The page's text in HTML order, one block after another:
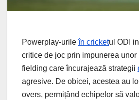
Powerplay-urileîn cricketul ODI
critice de joc prin impunerea unor
fielding care încurajează strategii
agresive. De obicei, acestea au
overs, permițând echipelor să